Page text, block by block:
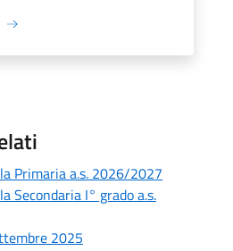
Primaria a.s. 2026/2027
Secondaria I° grado a.s.
2025